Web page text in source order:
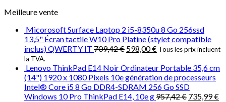
Meilleure vente
Micorosoft Surface Laptop 2 i5-8350u 8 Go 256ssd
13,5" Écran tactile W10 Pro Platine (stylet compatible
inclus) QWERTY IT 709,42€ 598,00€ Tous les prix incluent
la TVA.
Lenovo ThinkPad E14 Noir Ordinateur Portable 35,6 cm
(14") 1920 x 1080 Pixels 10e génération de processeurs
Intel® Core i5 8 Go DDR4-SDRAM 256 Go SSD
Windows 10 Pro ThinkPad E14, 10e g957,42€ 735,99€